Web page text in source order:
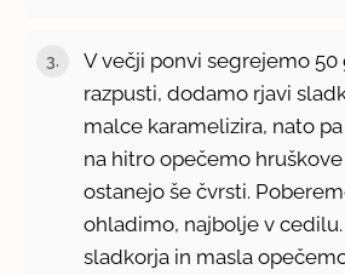
V večji ponvi segrejemo 50
razpusti, dodamo rjavi
malce karamelizira, nato
na hitro opečemo
ostanejo še čvrsti.
ohladimo, najbolje v
sladkorja in masla